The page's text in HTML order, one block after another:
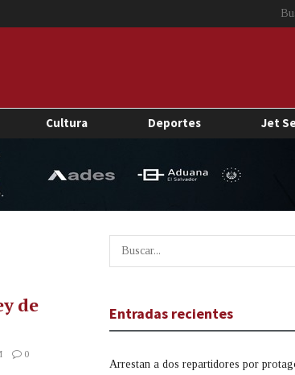
Cultura Deportes Jet
de
0
Entradas recientes
Arrestan a dos repartidores por